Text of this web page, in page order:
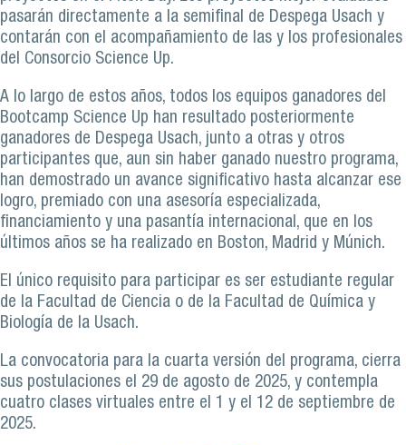
pasarán directamente a la semifinal de Despega Usach y
contarán con el acompañamiento de las y los profesionales
del Consorcio Science Up.
A lo largo de estos años, todos los equipos ganadores del
Bootcamp Science Up han resultado posteriormente
ganadores de Despega Usach, junto a otras y otros
participantes que, aun sin haber ganado nuestro programa,
han demostrado un avance significativo hasta alcanzar ese
logro, premiado con una asesoría especializada,
financiamiento y una pasantía internacional, que en los
últimos años se ha realizado en Boston, Madrid y Múnich.
El único requisito para participar es ser estudiante regular
de la Facultad de Ciencia o de la Facultad de Química y
Biología de la Usach.
La convocatoria para la cuarta versión del programa, cierra
sus postulaciones el 29 de agosto de 2025, y contempla
cuatro clases virtuales entre el 1 y el 12 de septiembre de
2025.